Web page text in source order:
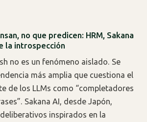
no que predicen: HRM, Sakana
la introspección
no es un fenómeno aislado. Se
más amplia que cuestiona el
de los LLMs como “completadores
Sakana AI, desde Japón,
inspirados en la